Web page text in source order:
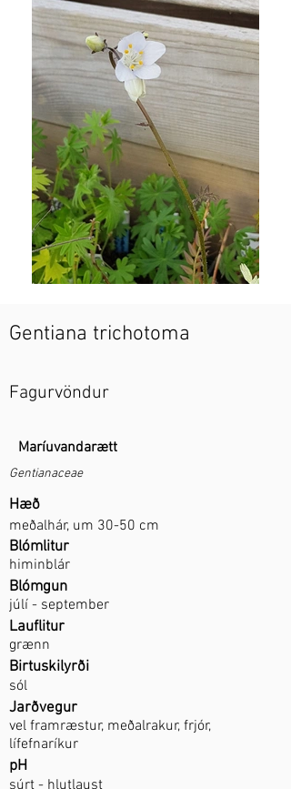
Gentiana trichotoma
Fagurvöndur
Maríuvandarætt
Gentianaceae
Hæð
meðalhár, um 30-50 cm
Blómlitur
himinblár
Blómgun
júlí - september
Lauflitur
grænn
Birtuskilyrði
sól
Jarðvegur
vel framræstur, meðalrakur, frjór,
lífefnaríkur
pH
súrt - hlutlaust